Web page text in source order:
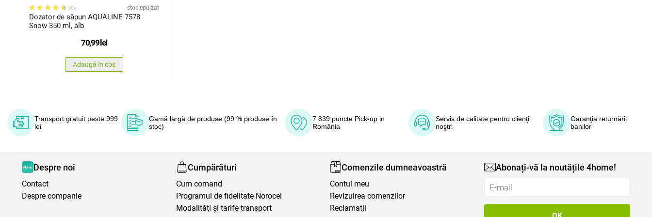
10x stoc epuizat
Dozator de săpun AQUALINE 7578
Snow 350 ml, alb
70,99lei
Adaugă în coș
Transport gratuit peste 999
lei
Gamă largă de produse (99 % produse în
stoc)
7 839 puncte Pick-up in
România
Servis de calitate pentru clienţii
noştri
Garanţia returnării
banilor
Despre noi
Contact
Despre companie
Cumpărături
Cum comand
Programul de fidelitate Norocei
Modalităţi şi tarife transport
Comenzile dumneavoastră
Contul meu
Revizuirea comenzilor
Reclamaţii
Abonați-vă la noutățile 4home!